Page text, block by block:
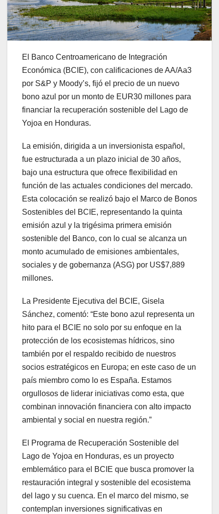
El Banco Centroamericano de Integración
Económica (BCIE), con calificaciones de AA/Aa3
por S&P y Moody’s, fijó el precio de un nuevo
bono azul por un monto de EUR30 millones para
financiar la recuperación sostenible del Lago de
Yojoa en Honduras.
La emisión, dirigida a un inversionista español,
fue estructurada a un plazo inicial de 30 años,
bajo una estructura que ofrece flexibilidad en
función de las actuales condiciones del mercado.
Esta colocación se realizó bajo el Marco de Bonos
Sostenibles del BCIE, representando la quinta
emisión azul y la trigésima primera emisión
sostenible del Banco, con lo cual se alcanza un
monto acumulado de emisiones ambientales,
sociales y de gobernanza (ASG) por US$7,889
millones.
La Presidente Ejecutiva del BCIE, Gisela
Sánchez, comentó: “Este bono azul representa un
hito para el BCIE no solo por su enfoque en la
protección de los ecosistemas hídricos, sino
también por el respaldo recibido de nuestros
socios estratégicos en Europa; en este caso de un
país miembro como lo es España. Estamos
orgullosos de liderar iniciativas como esta, que
combinan innovación financiera con alto impacto
ambiental y social en nuestra región.”
El Programa de Recuperación Sostenible del
Lago de Yojoa en Honduras, es un proyecto
emblemático para el BCIE que busca promover la
restauración integral y sostenible del ecosistema
del lago y su cuenca. En el marco del mismo, se
contemplan inversiones significativas en